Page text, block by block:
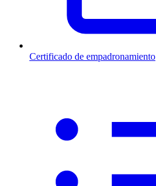
Certificado de empadronamiento